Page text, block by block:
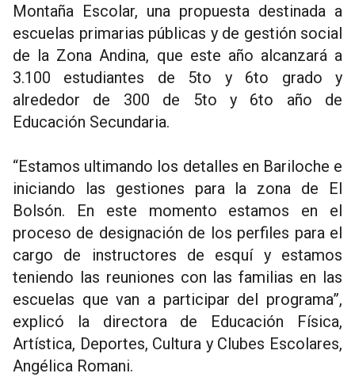
Montaña Escolar, una propuesta destinada a
escuelas primarias públicas y de gestión social
de la Zona Andina, que este año alcanzará a
3.100 estudiantes de 5to y 6to grado y
alrededor de 300 de 5to y 6to año de
Educación Secundaria.
“Estamos ultimando los detalles en Bariloche e
iniciando las gestiones para la zona de El
Bolsón. En este momento estamos en el
proceso de designación de los perfiles para el
cargo de instructores de esquí y estamos
teniendo las reuniones con las familias en las
escuelas que van a participar del programa”,
explicó la directora de Educación Física,
Artística, Deportes, Cultura y Clubes Escolares,
Angélica Romani.